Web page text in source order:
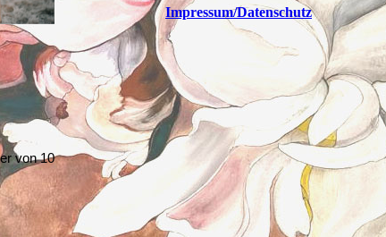
von 10
Impressum/Datenschutz